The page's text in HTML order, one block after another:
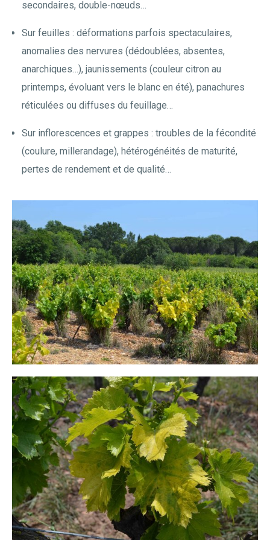
secondaires, double-nœuds…
Sur feuilles : déformations parfois spectaculaires,
anomalies des nervures (dédoublées, absentes,
anarchiques…), jaunissements (couleur citron au
printemps, évoluant vers le blanc en été), panachures
réticulées ou diffuses du feuillage…
Sur inflorescences et grappes : troubles de la fécondité
(coulure, millerandage), hétérogénéités de maturité,
pertes de rendement et de qualité…